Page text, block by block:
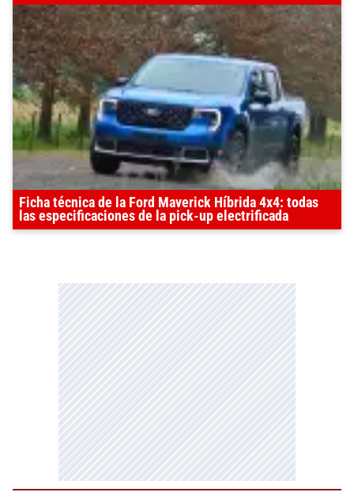
Ficha técnica de la Ford Maverick Híbrida 4x4: todas
las especificaciones de la pick-up electrificada